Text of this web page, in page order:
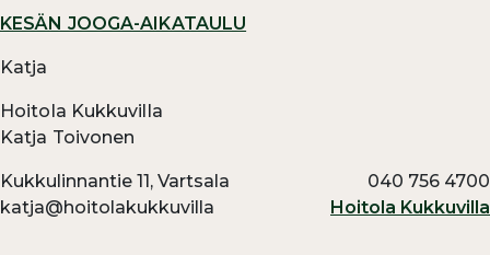
KESÄN JOOGA-AIKATAULU
Katja
Hoitola Kukkuvilla
Katja Toivonen
Kukkulinnantie 11, Vartsala
040 756 4700
katja@hoitolakukkuvilla
Hoitola Kukkuvilla